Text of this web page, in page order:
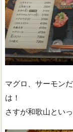
マグロ、サーモン
は！
さすが和歌山とい